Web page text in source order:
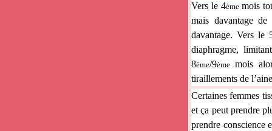
Vers le 4èmemois
mais davantage
davantage. Vers le
diaphragme,
8ème/9ème mois
tiraillements de
Certaines femmes
et ça peut prendre
prendre conscience